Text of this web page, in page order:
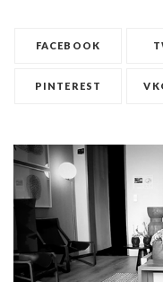
FACEBOOK
PINTEREST